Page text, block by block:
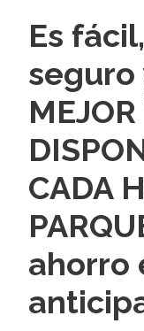
Es
seguro
CADA
ahorro